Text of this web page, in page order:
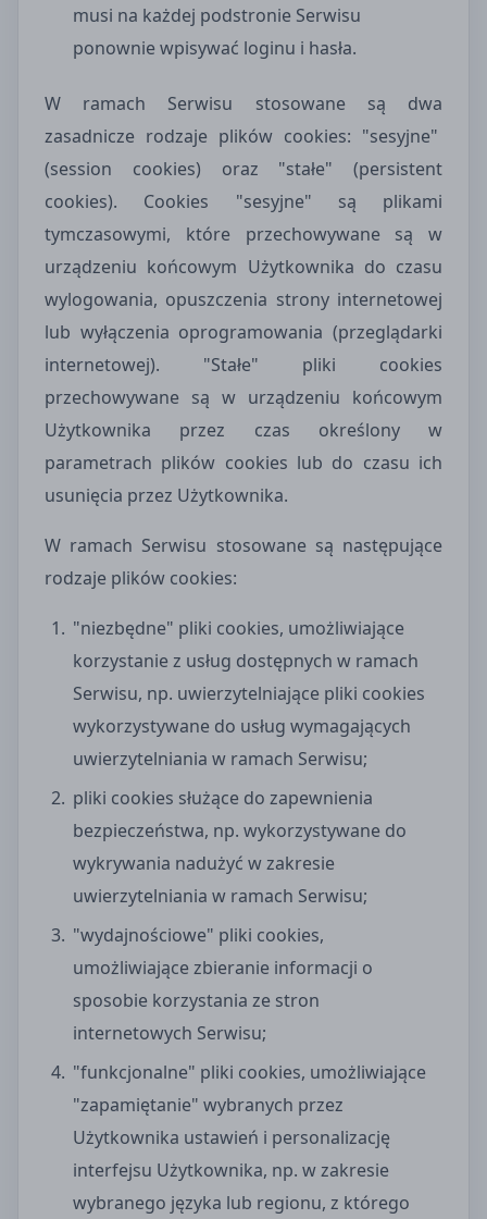
musi na każdej podstronie Serwisu
ponownie wpisywać loginu i hasła.
W ramach Serwisu stosowane są dwa
zasadnicze rodzaje plików cookies: "sesyjne"
(session cookies) oraz "stałe" (persistent
cookies). Cookies "sesyjne" są plikami
tymczasowymi, które przechowywane są w
urządzeniu końcowym Użytkownika do czasu
wylogowania, opuszczenia strony internetowej
lub wyłączenia oprogramowania (przeglądarki
internetowej). "Stałe" pliki cookies
przechowywane są w urządzeniu końcowym
Użytkownika przez czas określony w
parametrach plików cookies lub do czasu ich
usunięcia przez Użytkownika.
W ramach Serwisu stosowane są następujące
rodzaje plików cookies:
"niezbędne" pliki cookies, umożliwiające
korzystanie z usług dostępnych w ramach
Serwisu, np. uwierzytelniające pliki cookies
wykorzystywane do usług wymagających
uwierzytelniania w ramach Serwisu;
pliki cookies służące do zapewnienia
bezpieczeństwa, np. wykorzystywane do
wykrywania nadużyć w zakresie
uwierzytelniania w ramach Serwisu;
"wydajnościowe" pliki cookies,
umożliwiające zbieranie informacji o
sposobie korzystania ze stron
internetowych Serwisu;
"funkcjonalne" pliki cookies, umożliwiające
"zapamiętanie" wybranych przez
Użytkownika ustawień i personalizację
interfejsu Użytkownika, np. w zakresie
wybranego języka lub regionu, z którego